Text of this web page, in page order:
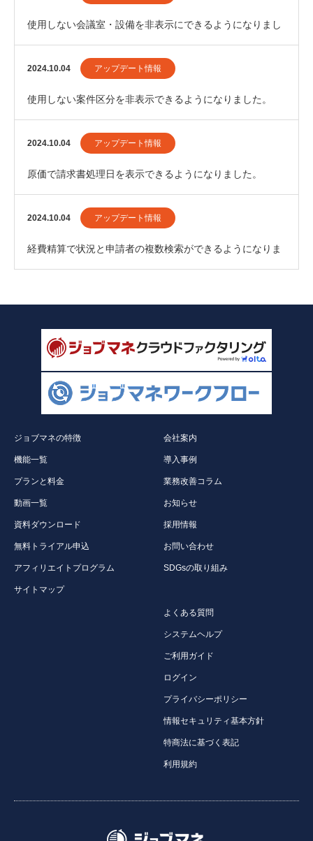
使用しない会議室・設備を非表示にできるようになりまし
た。
2024.10.04 アップデート情報
使用しない案件区分を非表示できるようになりました。
2024.10.04 アップデート情報
原価で請求書処理日を表示できるようになりました。
2024.10.04 アップデート情報
経費精算で状況と申請者の複数検索ができるようになりま
ジョブマネの特徴
機能一覧
プランと料金
動画一覧
資料ダウンロード
無料トライアル申込
アフィリエイトプログラム
サイトマップ
会社案内
導入事例
業務改善コラム
お知らせ
採用情報
お問い合わせ
SDGsの取り組み
よくある質問
システムヘルプ
ご利用ガイド
ログイン
プライバシーポリシー
情報セキュリティ基本方針
特商法に基づく表記
利用規約